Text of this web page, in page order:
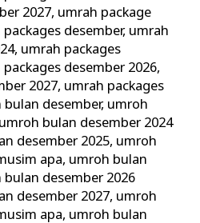
2027, umrah package
desember, umrah
, umrah packages
desember 2026,
2027, umrah packages
bulan desember, umroh
umroh bulan desember 2024
desember 2025, umroh
apa, umroh bulan
bulan desember 2026
desember 2027, umroh
apa, umroh bulan